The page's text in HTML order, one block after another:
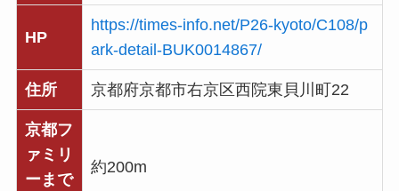
HP
https://times-info.net/P26-kyoto/C108/p
ark-detail-BUK0014867/
住所 京都府京都市右京区西院東貝川町22
京都フ
ァミリ
ーまで
約200m